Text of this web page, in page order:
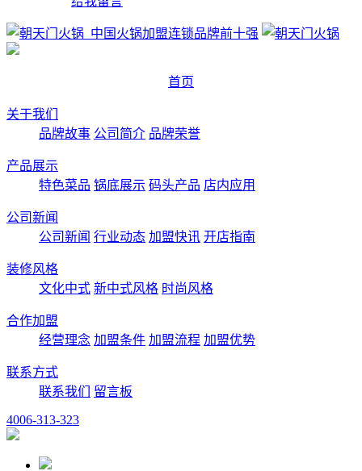
首页
关于我们
品牌故事 公司简介 品牌荣誉
产品展示
特色菜品 锅底展示 码头产品 店内应用
公司新闻
公司新闻 行业动态 加盟快讯 开店指南
装修风格
文化中式 新中式风格 时尚风格
合作加盟
经营理念 加盟条件 加盟流程 加盟优势
联系方式
联系我们
留言板
4006-313-323